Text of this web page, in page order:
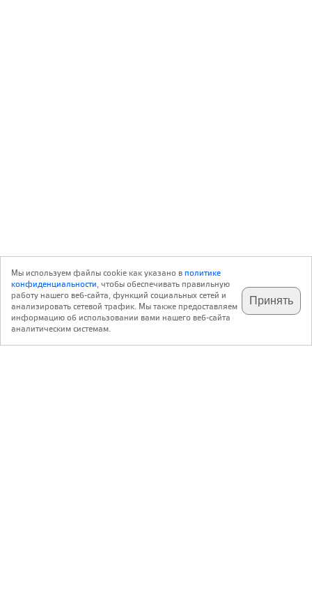
подпишитесь на наш
телеграм @archi_ru
✕
с 20 июля 1999 г.
Мы используем файлы cookie как указано вполитике
конфиденциальности, чтобы обеспечивать правильную
работу нашего веб-сайта, функций социальных сетей и
анализировать сетевой трафик. Мы также предоставляем
информацию об использовании вами нашего веб-сайта
аналитическим системам.
Принять